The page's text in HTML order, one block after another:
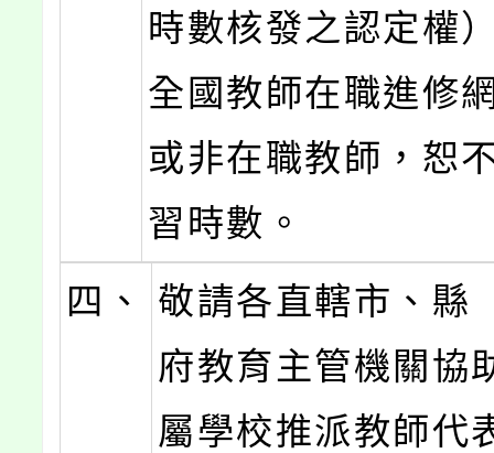
時數核發之認定權
全國教師在職進修
或非在職教師，恕
習時數。
四、
敬請各直轄市、縣
府教育主管機關協
屬學校推派教師代